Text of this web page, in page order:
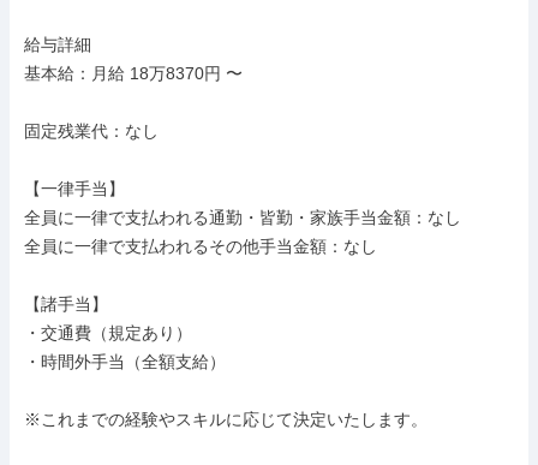
給与詳細
基本給：月給 18万8370円 〜
固定残業代：なし
【一律手当】
全員に一律で支払われる通勤・皆勤・家族手当金額：なし
全員に一律で支払われるその他手当金額：なし
【諸手当】
・交通費（規定あり）
・時間外手当（全額支給）
※これまでの経験やスキルに応じて決定いたします。